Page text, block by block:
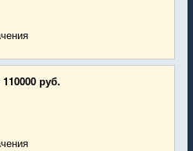
110000 руб.